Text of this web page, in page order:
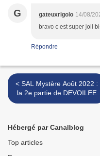
G gateuxrigolo 14/08/
bravo c est super joli
Répondre
< SAL Mystère Août 2022 :
la 2e partie de DEVOILEE
Hébergé par Canalblog
Top articles